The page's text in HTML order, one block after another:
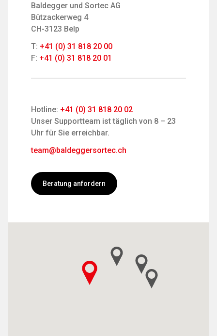
Baldegger und Sortec AG
Bützackerweg 4
CH-3123 Belp
T: +41 (0) 31 818 20 00
F: +41 (0) 31 818 20 01
Hotline: +41 (0) 31 818 20 02
Unser Supportteam ist täglich von 8 – 23
Uhr für Sie erreichbar.
team@baldeggersortec.ch
Beratung anfordern